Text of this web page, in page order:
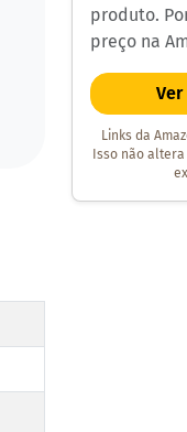
produto.
preço na
Ver
Links da
Isso não